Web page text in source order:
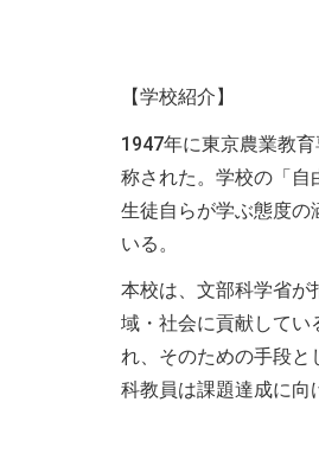
【学校紹介】
1947年に東京農業教
称された。学校の「自
生徒自らが学ぶ態度の
いる。
本校は、文部科学省が
域・社会に貢献してい
れ、そのための手段と
科教員は課題達成に向